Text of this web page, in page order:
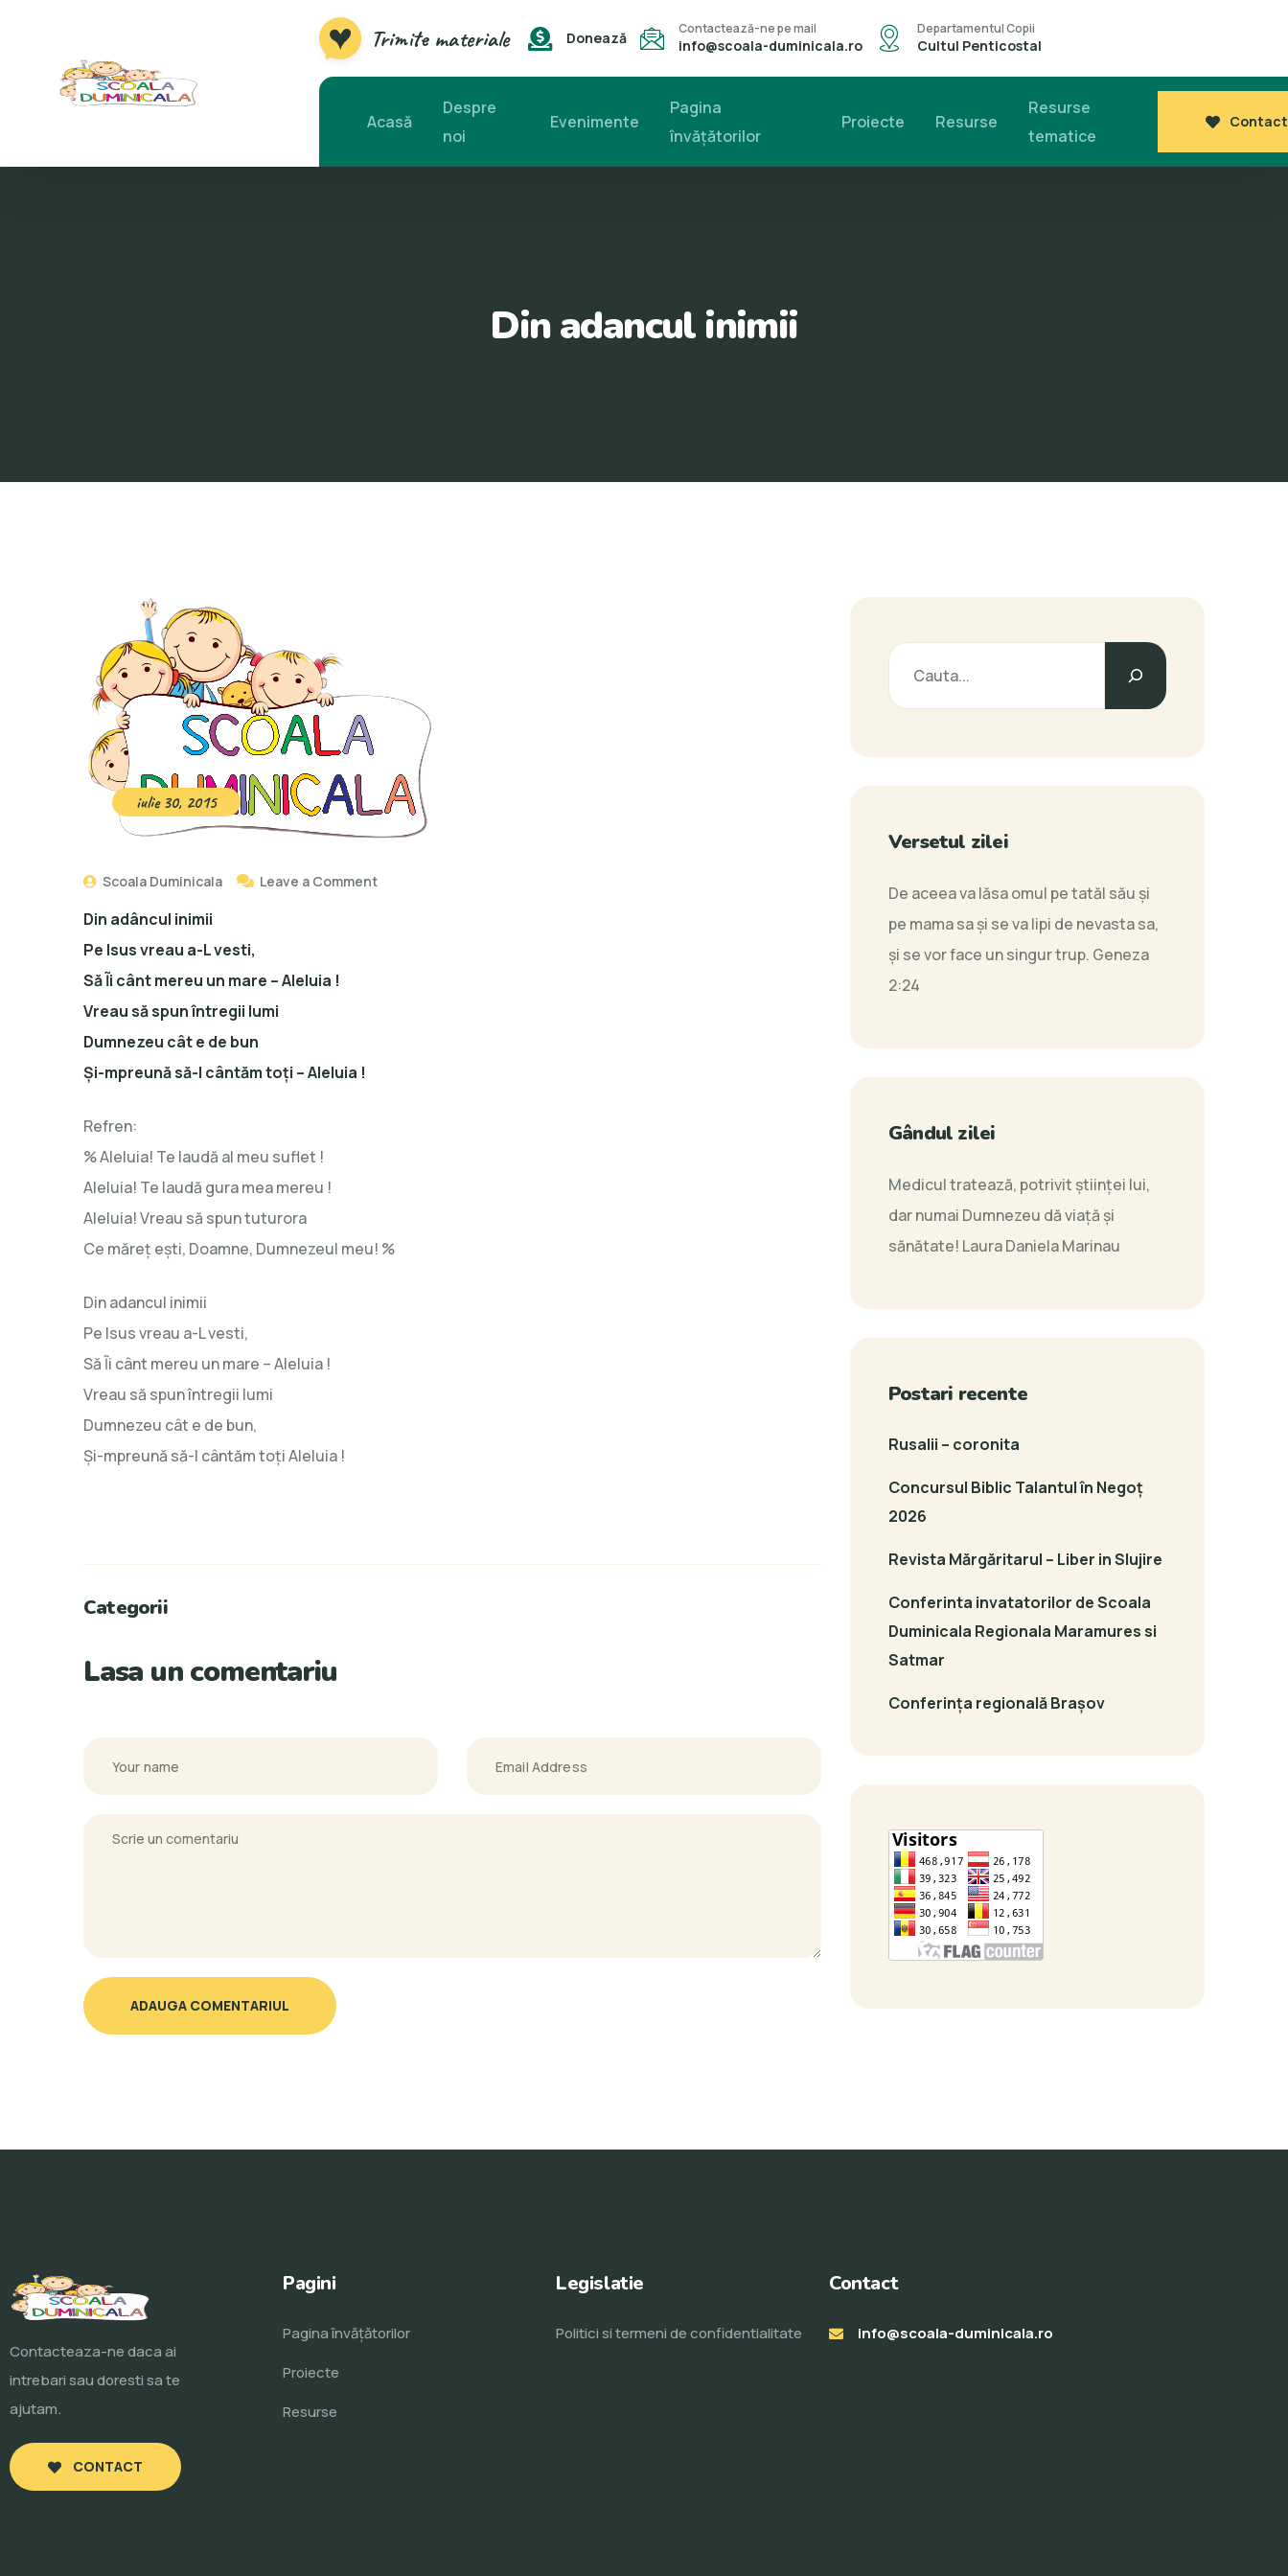
Trimite materiale Donează
Contactează-ne pe mail
info@scoala-duminicala.ro
Departamentul Copii
Cultul Penticostal
Acasă
Despre
noi
Evenimente
Pagina
învăţătorilor
Proiecte Resurse
Resurse
tematice
Contact
Din adancul inimii
iulie 30, 2015
Scoala Duminicala Leave a Comment
Din adâncul inimii
Pe Isus vreau a-L vesti,
Să Ĩi cânt mereu un mare – Aleluia !
Vreau să spun întregii lumi
Dumnezeu cât e de bun
Şi-mpreună să-I cântăm toţi – Aleluia !
Refren:
% Aleluia! Te laudă al meu suflet !
Aleluia! Te laudă gura mea mereu !
Aleluia! Vreau să spun tuturora
Ce măreţ eşti, Doamne, Dumnezeul meu! %
Din adancul inimii
Pe Isus vreau a-L vesti,
Să Ĩi cânt mereu un mare – Aleluia !
Vreau să spun întregii lumi
Dumnezeu cât e de bun,
Şi-mpreună să-I cântăm toţi Aleluia !
Categorii
Lasa un comentariu
ADAUGA COMENTARIUL
Versetul zilei
De aceea va lăsa omul pe tatăl său şi
pe mama sa şi se va lipi de nevasta sa,
şi se vor face un singur trup. Geneza
2:24
Gândul zilei
Medicul tratează, potrivit științei lui,
dar numai Dumnezeu dă viață și
sănătate! Laura Daniela Marinau
Postari recente
Rusalii – coronita
Concursul Biblic Talantul în Negoț
2026
Revista Mărgăritarul – Liber in Slujire
Conferinta invatatorilor de Scoala
Duminicala Regionala Maramures si
Satmar
Conferința regională Brașov
Contacteaza-ne daca ai
intrebari sau doresti sa te
ajutam.
CONTACT
Pagini
Pagina învăţătorilor
Proiecte
Resurse
Legislatie
Politici si termeni de confidentialitate
Contact
info@scoala-duminicala.ro